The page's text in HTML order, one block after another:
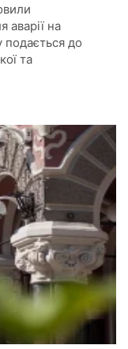
аварії на
подається до
та